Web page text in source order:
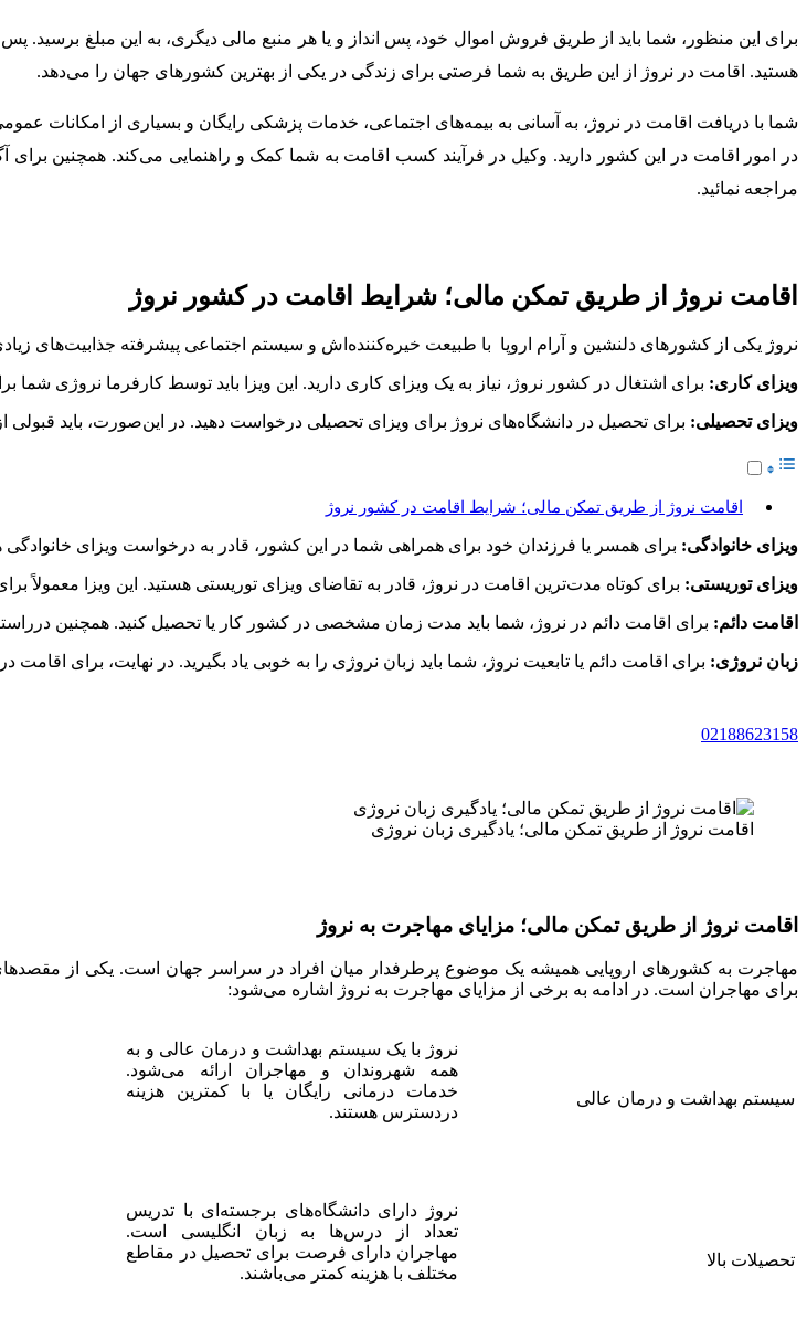
برای این منظور، شما باید از طریق فروش اموال خود، پس انداز و یا هر منبع مالی دیگری، به این مبلغ برسید.
هستید. اقامت در نروژ از این طریق به شما فرصتی برای زندگی در یکی از بهترین کشورهای جهان را می‌دهد.
شما با دریافت اقامت در نروژ، به آسانی به بیمه‌های اجتماعی، خدمات پزشکی رایگان و بسیاری از امکانات
در امور اقامت در این کشور دارید. وکیل در فرآیند کسب اقامت‌ به شما کمک و راهنمایی می‌کند. همچنین برای
مراجعه نمائید.
اقامت نروژ از طریق تمکن مالی؛ شرایط اقامت در کشور نروژ
نروژ یکی از کشورهای دلنشین و آرام اروپا با طبیعت خیره‌کننده‌اش و سیستم اجتماعی پیشرفته جذابیت‌های
ویزای کاری: برای اشتغال در کشور نروژ، نیاز به یک ویزای کاری دارید. این ویزا باید توسط کارفرما نروژی
ویزای تحصیلی: برای تحصیل در دانشگاه‌های نروژ برای ویزای تحصیلی درخواست دهید. در این‌صورت، باید قبولی
اقامت نروژ از طریق تمکن مالی؛ شرایط اقامت در کشور نروژ
ویزای خانوادگی: برای همسر یا فرزندان خود برای همراهی شما در این کشور، قادر به درخواست ویزای خانوادگی
ویزای توریستی: برای کوتاه مدت‌ترین اقامت در نروژ، قادر به تقاضای ویزای توریستی هستید. این ویزا معمولاً برای 90 روز سفر شما به این کشور صادر
اقامت دائم: برای اقامت دائم در نروژ، شما باید مدت زمان مشخصی در کشور کار یا تحصیل کنید. همچنین
زبان نروژی: برای اقامت دائم یا تابعیت نروژ، شما باید زبان نروژی را به خوبی یاد بگیرید. در نهایت، برای
02188623158
اقامت نروژ از طریق تمکن مالی؛ یادگیری زبان نروژی
اقامت نروژ از طریق تمکن مالی؛ مزایای مهاجرت به نروژ
مهاجرت به کشورهای اروپایی همیشه یک موضوع پرطرفدار میان افراد در سراسر جهان است. یکی از
برای مهاجران است. در ادامه به برخی از مزایای مهاجرت به نروژ اشاره می‌شود:
سیستم بهداشت و درمان عالی
نروژ با یک سیستم بهداشت و درمان عالی و به
همه شهروندان و مهاجران ارائه می‌شود.
خدمات درمانی رایگان یا با کمترین هزینه
دردسترس هستند.
تحصیلات بالا
نروژ دارای دانشگاه‌های برجسته‌ای با تدریس
تعداد از درس‌ها به زبان انگلیسی است.
مهاجران دارای فرصت برای تحصیل در مقاطع
مختلف با هزینه کمتر می‌باشند.